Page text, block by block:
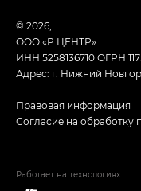
© 2026,
ООО «Р ЦЕНТР»
ИНН 5258136710ОГРН
Адрес: г. Нижний
Правовая информация
Согласие на обработку
Работает на технологиях